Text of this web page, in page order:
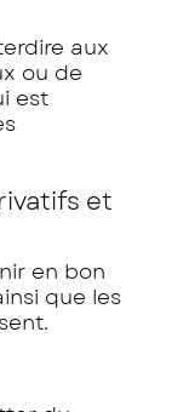
aux
ou de
est
et
en bon
que les